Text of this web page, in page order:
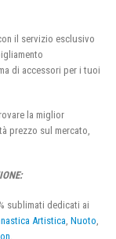
il servizio esclusivo
di accessori per i tuoi
la miglior
prezzo sul mercato,
sublimati dedicati ai
Artistica Nuoto